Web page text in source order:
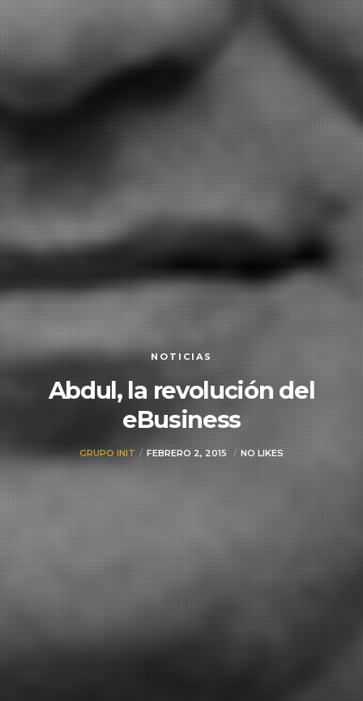
NOTICIAS
Abdul, la revolución del
eBusiness
GRUPO INIT FEBRERO 2, 2015 NO LIKES